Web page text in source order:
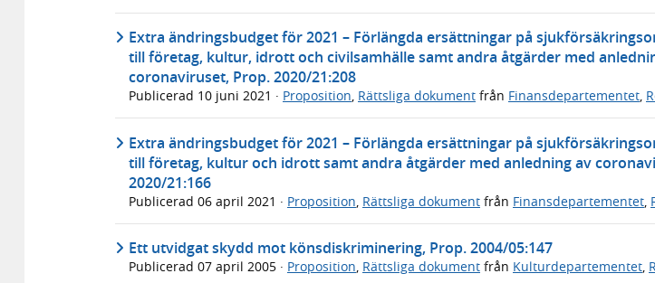
Extra ändringsbudget för 2021 – Förlängda ersättningar på
till företag, kultur, idrott och civilsamhälle samt andra åtgärder med
coronaviruset, Prop. 2020/21:208
Publicerad 10 juni 2021 · Proposition, Rättsliga dokument från Finansdepartementet,
Extra ändringsbudget för 2021 – Förlängda ersättningar på
till företag, kultur och idrott samt andra åtgärder med anledning av
2020/21:166
Publicerad 06 april 2021 · Proposition Rättsliga dokument från Finansdepartementet
Ett utvidgat skydd mot könsdiskriminering, Prop. 2004/05:147
Publicerad 07 april 2005 · Proposition, Rättsliga dokument från Kulturdepartementet,